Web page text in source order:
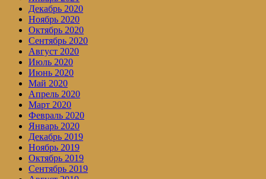
Декабрь 2020
Ноябрь 2020
Октябрь 2020
Сентябрь 2020
Август 2020
Июль 2020
Июнь 2020
Май 2020
Апрель 2020
Март 2020
Февраль 2020
Январь 2020
Декабрь 2019
Ноябрь 2019
Октябрь 2019
Сентябрь 2019